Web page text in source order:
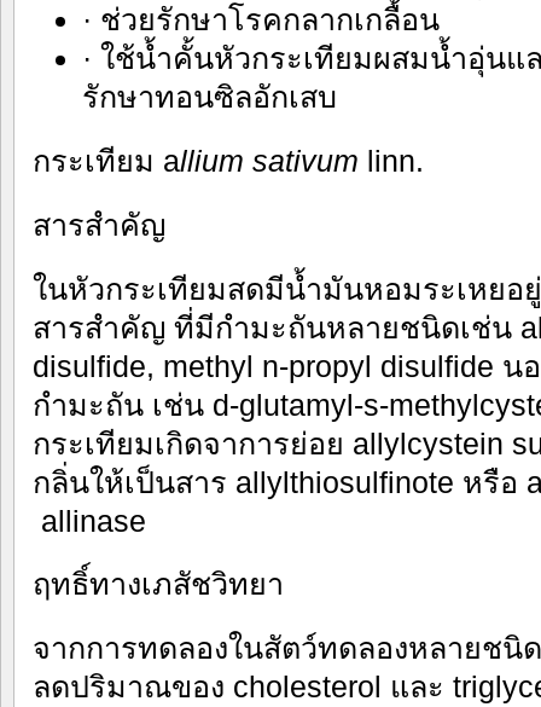
· ช่วยรักษาโรคกลากเกลื้อน
· ใช้น้ำคั้นหัวกระเทียมผสมน้ำอุ่นแ
รักษาทอนซิลอักเสบ
กระเทียม allium sativum linn.
สารสำคัญ
ในหัวกระเทียมสดมีน้ำมันหอมระเหยอ
สารสำคัญ ที่มีกำมะถันหลายชนิดเช่น
disulfide, methyl n-propyl disulfide
กำมะถัน เช่น d-glutamyl-s-
กระเทียมเกิดจาการย่อย allylcystein
กลิ่นให้เป็นสาร allylthiosulfinote หรือ
allinase
ฤทธิ์ทางเภสัชวิทยา
จากการทดลองในสัตว์ทดลองหลายชนิ
ลดปริมาณของ cholesterol และ